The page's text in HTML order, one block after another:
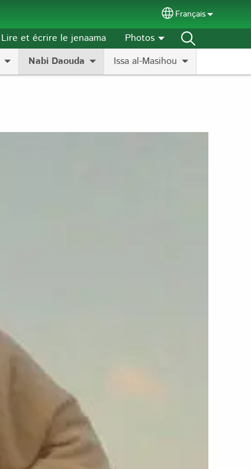
Select your
Français
Nabi Daouda Issa al-Masihou
Lire et écrire le jenaama Photos